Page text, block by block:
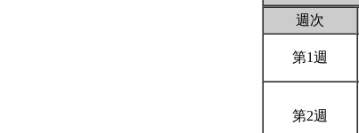
週次
第1週
第2週